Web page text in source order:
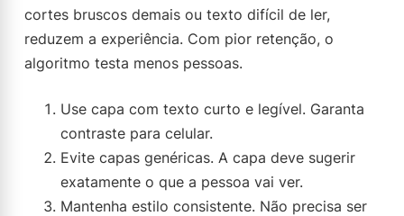
cortes bruscos demais ou texto difícil de ler,
reduzem a experiência. Com pior retenção, o
algoritmo testa menos pessoas.
Use capa com texto curto e legível. Garanta
contraste para celular.
Evite capas genéricas. A capa deve sugerir
exatamente o que a pessoa vai ver.
Mantenha estilo consistente. Não precisa ser